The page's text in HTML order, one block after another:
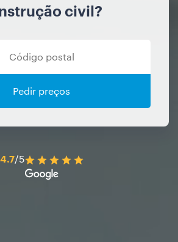
civil?
Pedir preços
4.7/5